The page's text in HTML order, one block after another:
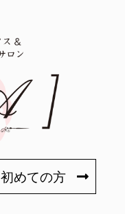
初めての方